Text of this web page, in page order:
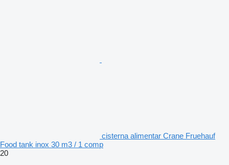
cisterna alimentar Crane Fruehauf
Food tank inox 30 m3 / 1 comp
20